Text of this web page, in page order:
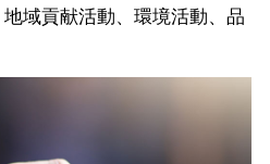
域貢献活動、環境活動、品